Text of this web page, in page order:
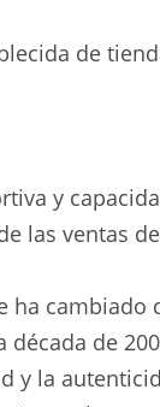
de
y
las ventas
ha cambiado
de
y la